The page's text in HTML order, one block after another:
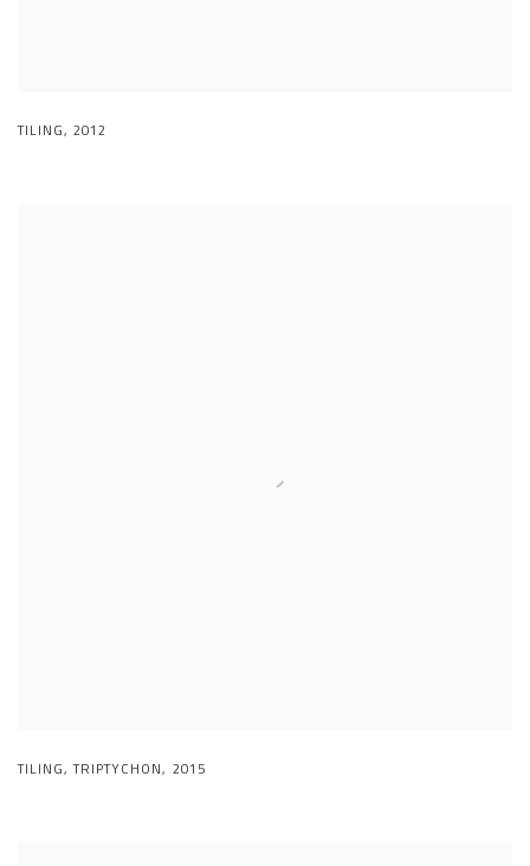
TILING,2012
TILING,TRIPTYCHON, 2015